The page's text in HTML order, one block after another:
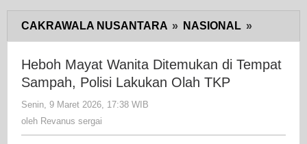
CAKRAWALA NUSANTARA » NASIONAL »
Mayat
Wanita
Heboh Mayat Wanita Ditemukan di Tempat
Sampah, Polisi Lakukan Olah TKP
Senin, 9 Maret 2026, 17:38 WIB
oleh Revanus sergai